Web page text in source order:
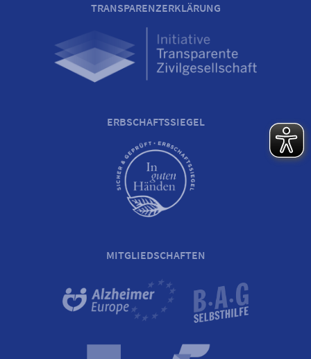
TRANSPARENZERKLÄRUNG
ERBSCHAFTSSIEGEL
MITGLIEDSCHAFTEN